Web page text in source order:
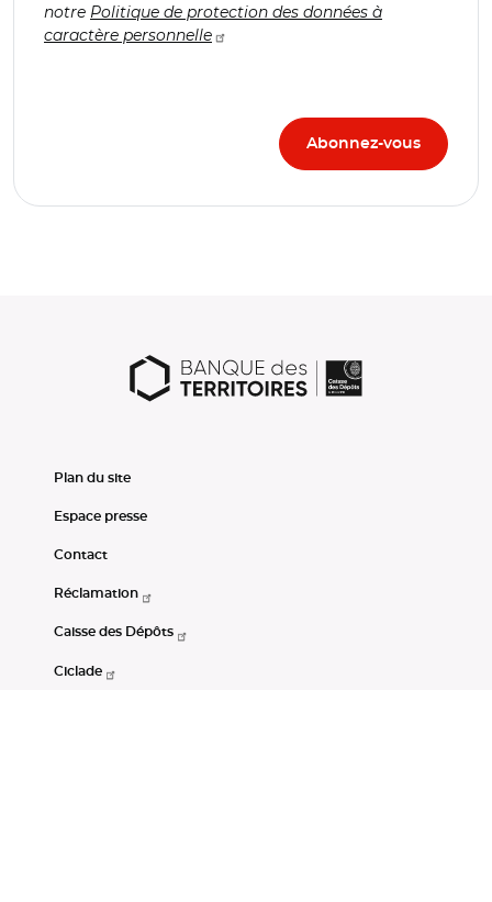
notre Politique de protection des données à
caractère personnelle
Plan du site
Espace presse
Contact
Réclamation
Caisse des Dépôts
Ciclade